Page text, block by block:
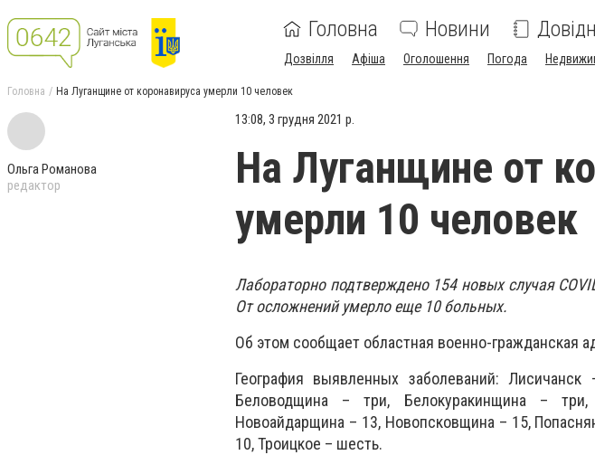
Головна Новини
Дозвілля Афіша Оголошення Погода
Головна На Луганщине от коронавируса умерли 10 человек
Ольга Романова
редактор
13:08, 3 грудня 2021 р.
На Луганщине от
умерли 10 человек
Лабораторно подтверждено 154 новых случая
От осложнений умерло еще 10 больных.
Об этом сообщает областная военно-гражданская
География выявленных заболеваний:
Беловодщина – три, Белокуракинщина –
Новоайдарщина – 13, Новопсковщина – 15,
10, Троицкое – шесть.